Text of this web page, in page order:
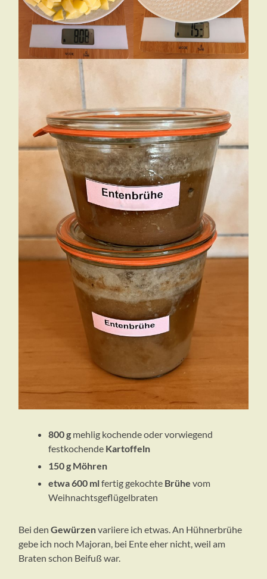
800 g mehlig kochende oder vorwiegend
festkochende Kartoffeln
150 g Möhren
etwa 600 mlfertig gekochte Brühevom
Weihnachtsgeflügelbraten
Bei denGewürzenvariiere ich etwas. An Hühnerbrühe
gebe ich noch Majoran, bei Ente eher nicht, weil am
Braten schon Beifuß war.